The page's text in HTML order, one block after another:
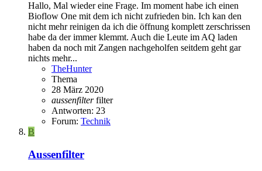
Hallo, Mal wieder eine Frage. Im moment habe ich einen
Bioflow One mit dem ich nicht zufrieden bin. Ich kan den
nicht mehr reinigen da ich die öffnung komplett zerschrissen
habe da der immer klemmt. Auch die Leute im AQ laden
haben da noch mit Zangen nachgeholfen seitdem geht gar
nichts mehr...
TheHunter
Thema
28 März 2020
aussenfilter filter
Antworten: 23
Forum: Technik
B
Aussenfilter